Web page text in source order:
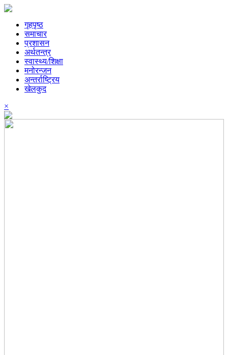
गृहपृष्ठ
समाचार
प्रशासन
अर्थतन्त्र
स्वास्थ्य/शिक्षा
मनोरन्जन
अन्तर्राष्ट्रिय
खेलकुद
×